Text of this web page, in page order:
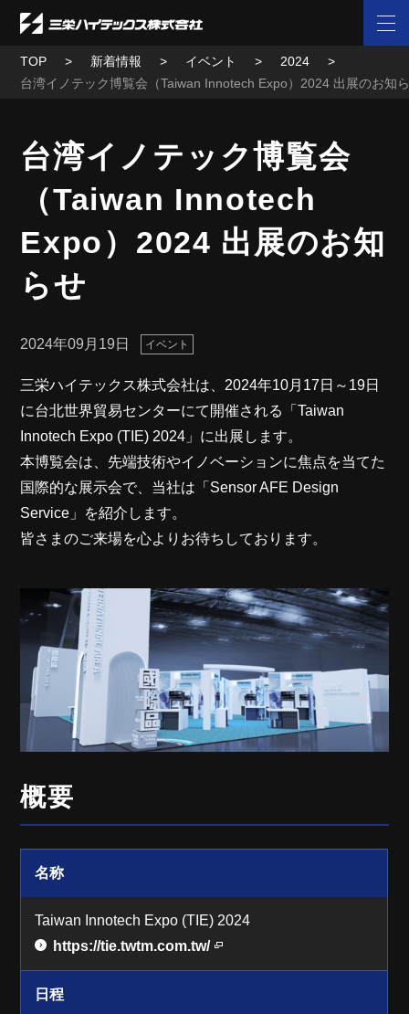
TOP 新着情報 イベント
2024
台湾イノテック博覧会（Taiwan Innotech Expo）2024 出展のお知
台湾イノテック博覧会
（Taiwan Innotech
Expo）2024 出展のお知
らせ
2024年09月19日 イベント
三栄ハイテックス株式会社は、2024年10月17日～19日
に台北世界貿易センターにて開催される「Taiwan
Innotech Expo (TIE) 2024」に出展します。
本博覧会は、先端技術やイノベーションに焦点を当てた
国際的な展示会で、当社は「Sensor AFE Design
Service」を紹介します。
皆さまのご来場を心よりお待ちしております。
概要
名称
Taiwan Innotech Expo (TIE) 2024
https://tie.twtm.com.tw/
日程